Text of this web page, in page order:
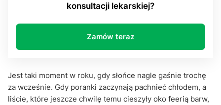
Strategie radzenia sobie: od światła po rytuały
codzienności
Sezonowe obniżenie nastroju i światełko w tunelu:
konsultacji lekarskiej?
Zamów teraz
Jest taki moment w roku, gdy słońce nagle gaśnie trochę
za wcześnie. Gdy poranki zaczynają pachnieć chłodem, a
liście, które jeszcze chwilę temu cieszyły oko feerią barw,